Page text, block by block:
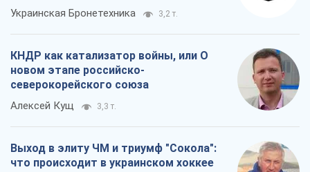
Украинская Бронетехника 3,2 т.
КНДР как катализатор войны, или О
новом этапе российско-
северокорейского союза
Алексей Кущ 3,3 т.
Выход в элиту ЧМ и триумф "Сокола":
что происходит в украинском хоккее